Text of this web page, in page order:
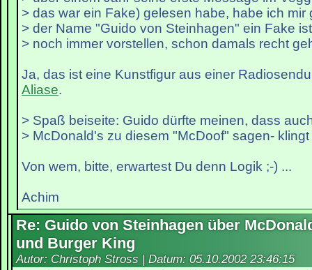
> das war ein Fake) gelesen habe, habe ich mir
> der Name "Guido von Steinhagen" ein Fake
> noch immer vorstellen, schon damals recht
Ja, das ist eine Kunstfigur aus einer
Aliase.
> Spaß beiseite: Guido dürfte meinen, dass
> McDonald's zu diesem "McDoof" sagen-
Von wem, bitte, erwartest Du denn Logik ;-) ...
Achim
Re: Guido von Steinhagen über
und Burger King
Autor: Christoph Stross | Datum: 05.10.2002 23:46:15